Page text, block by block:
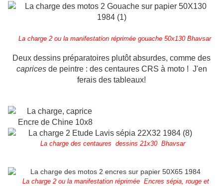
La charge 2 ou la manifestation réprimée gouache 50x130 Bhavsar
Deux dessins préparatoires plutôt absurdes, comme des
capricesde peintre : des centaures CRS à moto ! J'en
ferais des tableaux!
La charge des centaures dessins 21x30 Bhavsar
La charge 2 ou la manifestation réprimée Encres sépia, rouge et